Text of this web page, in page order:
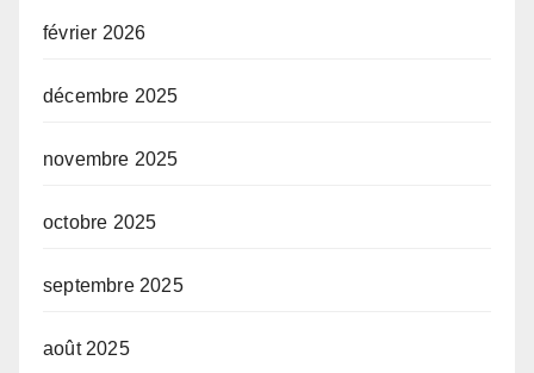
février 2026
décembre 2025
novembre 2025
octobre 2025
septembre 2025
août 2025